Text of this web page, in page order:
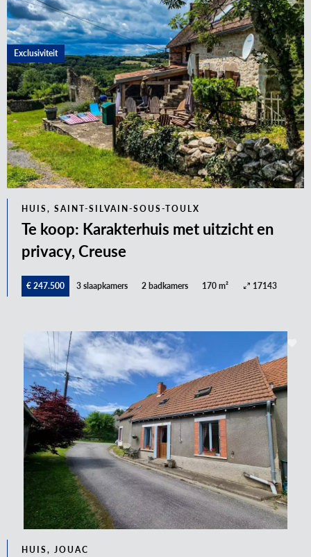
HUIS, SAINT-SILVAIN-SOUS-TOULX
Te koop: Karakterhuis met uitzicht en
privacy, Creuse
€ 247.500 3 slaapkamers 2 badkamers 170 m² 17143
Exclusiviteit
HUIS, JOUAC